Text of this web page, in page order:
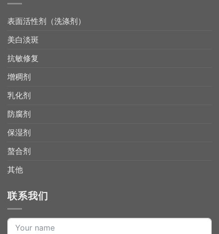
表面活性剂（洗涤剂）
美白淡斑
抗敏修复
增稠剂
乳化剂
防腐剂
保湿剂
螯合剂
其他
联系我们